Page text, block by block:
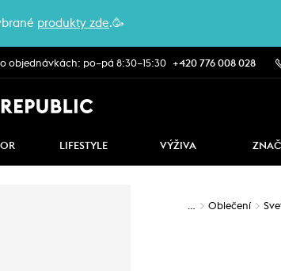
produkty zde.🥳
objednávkách: po–pá 8:30–15:30 +420 776 008 028
LIFESTYLE VÝŽIVA
… Oblečení